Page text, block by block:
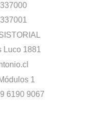
Luco 1881
1
6190 9067